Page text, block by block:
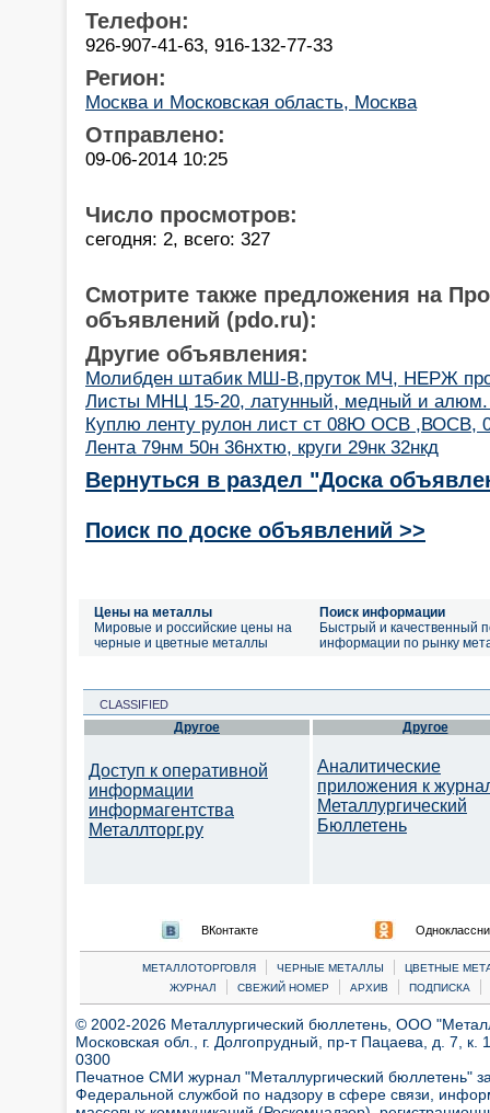
Телефон:
926-907-41-63, 916-132-77-33
Регион:
Москва и Московская область, Москва
Отправлено:
09-06-2014 10:25
Число просмотров:
сегодня: 2, всего: 327
Смотрите также предложения на
объявлений (pdo.ru):
Другие объявления:
Молибден штабик МШ-В,пруток МЧ, НЕРЖ
Листы МНЦ 15-20, латунный, медный и алюм.
Куплю ленту рулон лист ст 08Ю ОСВ ,ВОСВ,
Лента 79нм 50н 36нхтю, круги 29нк 32нкд
Вернуться в раздел "Доска
Поиск по доске объявлений >>
Цены на металлы
Мировые и российские цены на
черные и цветные металлы
Поиск информации
Быстрый и качественный
информации по рынку
CLASSIFIED
Другое
Доступ к оперативной
информации
информагентства
Металлторг.ру
Другое
Аналитические
приложения к
Металлургический
Бюллетень
ВКонтакте
МЕТАЛЛОТОРГОВЛЯ | ЧЕРНЫЕ МЕТАЛЛЫ |
ЦВЕТНЫЕ
ЖУРНАЛ
| СВЕЖИЙ НОМЕР | АРХИВ | ПОДПИСКА |
© 2002-2026 Металлургический бюллетень, ООО
Московская обл., г. Долгопрудный, пр-т Пацаева, д. 7,
0300
Печатное СМИ журнал "Металлургический бюллетень"
Федеральной службой по надзору в сфере связи,